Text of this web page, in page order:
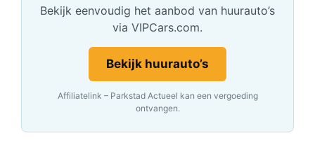
Bekijk eenvoudig het aanbod van huurauto’s
via VIPCars.com.
Bekijk huurauto’s
Affiliatelink – Parkstad Actueel kan een vergoeding
ontvangen.